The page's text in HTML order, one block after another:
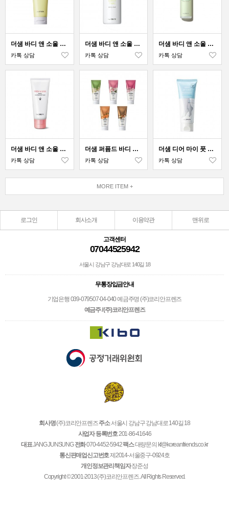
더샘 바디 앤 소울 스윗 타이 바디 스크럽
카톡 상담
더샘 바디 앤 소울 스윗 타이 바디 워시
카톡 상담
더샘 바디 앤 소울 이너 클렌져
카톡 상담
더샘 바디 앤 소울 퍼펙트 제모 크림
카톡 상담
더샘 퍼퓸드 바디 모이스처라이저
카톡 상담
더샘 디어 마이 풋 스크럽 클렌저
카톡 상담
MORE ITEM +
로그인 회사소개 이용약관 맨위로
고객센터
07044525942
서울시 강남구 강남대로 140길 18
무통장입금안내
기업은행 039-079507-04-040 예금주명 (주)코리안프렌즈
예금주 / (주)코리안프렌즈
회사명(주)코리안프렌즈주소서울시 강남구 강남대로 140길 18
사업자 등록번호201-86-41646
대표JANG JUNSUNG 전화070-4452-5942팩스대량문의 kf@koreanfriends.co.kr
통신판매업신고번호제2014-서울중구-0924호
개인정보관리책임자장준성
Copyright © 2001-2013 (주)코리안프렌즈. All Rights Reserved.